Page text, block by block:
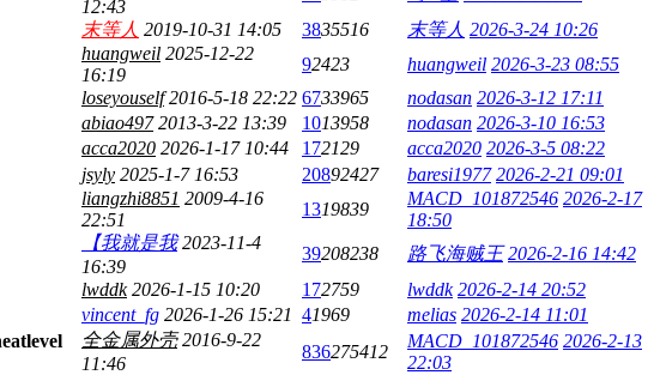
12:43
末等人 2019-10-31 14:05 3835516 末等人 2026-3-24 10:26
huangweil 2025-12-22
16:19
92423 huangweil 2026-3-23 08:55
loseyouself 2016-5-18 22:22 6733965 nodasan 2026-3-12 17:11
abiao497 2013-3-22 13:39 1013958 nodasan 2026-3-10 16:53
acca2020 2026-1-17 10:44 172129 acca2020 2026-3-5 08:22
jsyly 2025-1-7 16:53 20892427 baresi1977 2026-2-21 09:01
liangzhi8851 2009-4-16
22:51
1319839
MACD_101872546 2026-2-17
18:50
【我就是我 2023-11-4
16:39
39208238 路飞海贼王 2026-2-16 14:42
lwddk 2026-1-15 10:20 172759 lwddk 2026-2-14 20:52
vincent_fg 2026-1-26 15:21 41969 melias 2026-2-14 11:01
全金属外壳 2016-9-22
11:46
836275412
MACD_101872546 2026-2-13
22:03